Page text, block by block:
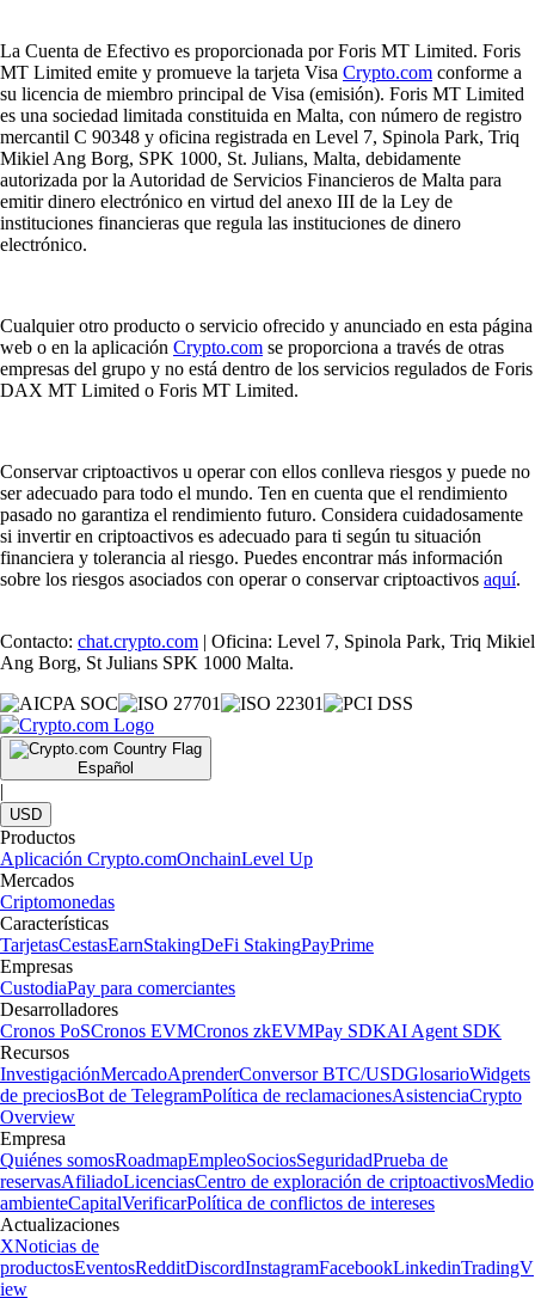
La Cuenta de Efectivo es proporcionada por Foris MT Limited. Foris
MT Limited emite y promueve la tarjeta Visa Crypto.com conforme a
su licencia de miembro principal de Visa (emisión). Foris MT Limited
es una sociedad limitada constituida en Malta, con número de registro
mercantil C 90348 y oficina registrada en Level 7, Spinola Park, Triq
Mikiel Ang Borg, SPK 1000, St. Julians, Malta, debidamente
autorizada por la Autoridad de Servicios Financieros de Malta para
emitir dinero electrónico en virtud del anexo III de la Ley de
instituciones financieras que regula las instituciones de dinero
electrónico.
Cualquier otro producto o servicio ofrecido y anunciado en esta página
web o en la aplicación Crypto.com se proporciona a través de otras
empresas del grupo y no está dentro de los servicios regulados de Foris
DAX MT Limited o Foris MT Limited.
Conservar criptoactivos u operar con ellos conlleva riesgos y puede no
ser adecuado para todo el mundo. Ten en cuenta que el rendimiento
pasado no garantiza el rendimiento futuro. Considera cuidadosamente
si invertir en criptoactivos es adecuado para ti según tu situación
financiera y tolerancia al riesgo. Puedes encontrar más información
sobre los riesgos asociados con operar o conservar criptoactivos aquí.
Contacto: chat.crypto.com | Oficina: Level 7, Spinola Park, Triq Mikiel
Ang Borg, St Julians SPK 1000 Malta.
Español
|
USD
Productos
Aplicación Crypto.comOnchainLevel Up
Mercados
Criptomonedas
Características
TarjetasCestasEarnStakingDeFi StakingPayPrime
Empresas
CustodiaPay para comerciantes
Desarrolladores
Cronos PoSCronos EVMCronos zkEVMPay SDKAI Agent SDK
Recursos
InvestigaciónMercadoAprenderConversor BTC/USDGlosarioWidgets
de preciosBot de TelegramPolítica de reclamacionesAsistenciaCrypto
Overview
Empresa
Quiénes somosRoadmapEmpleoSociosSeguridadPrueba de
reservasAfiliadoLicenciasCentro de exploración de criptoactivosMedio
ambienteCapitalVerificarPolítica de conflictos de intereses
Actualizaciones
XNoticias de
productosEventosRedditDiscordInstagramFacebookLinkedinTradingV
iew